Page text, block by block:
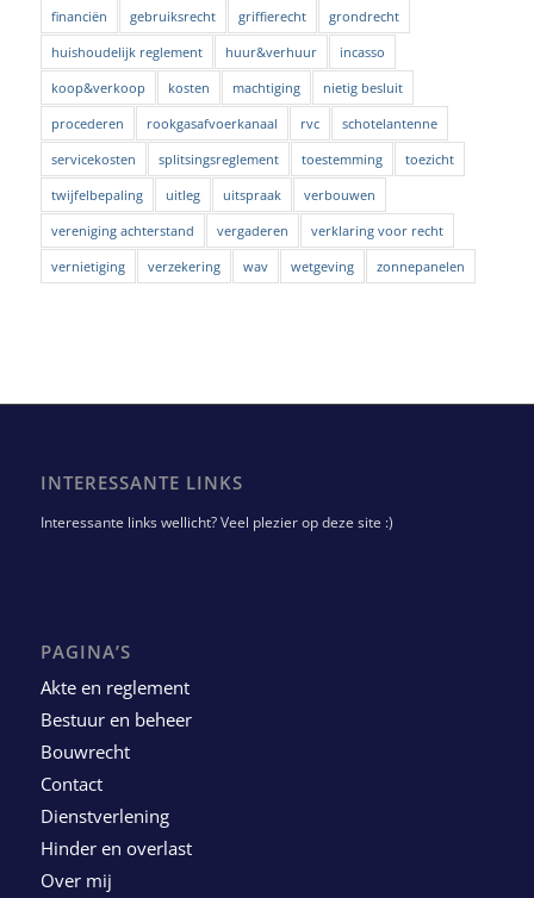
financiën
gebruiksrecht griffierecht
grondrecht
huishoudelijk reglement
huur&verhuur
incasso
koop&verkoop
kosten machtiging
nietig besluit
procederen
rookgasafvoerkanaal rvc
schotelantenne
servicekosten
splitsingsreglement toestemming
toezicht
twijfelbepaling
uitleg uitspraak
verbouwen
vereniging achterstand
vergaderen
verklaring voor recht
vernietiging
verzekering wav wetgeving zonnepanelen
INTERESSANTE LINKS
Interessante links wellicht? Veel plezier op deze site :)
PAGINA’S
Akte en reglement
Bestuur en beheer
Bouwrecht
Contact
Dienstverlening
Hinder en overlast
Over mij